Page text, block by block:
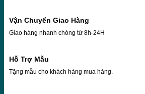
Vận Chuyển Giao Hàng
Giao hàng nhanh chóng từ 8h-24H
Hỗ Trợ Mẫu
Tặng mẫu cho khách hàng mua hàng.